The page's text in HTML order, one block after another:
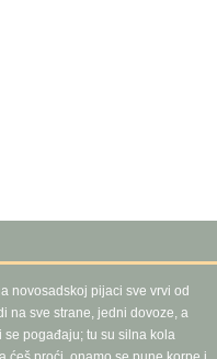
novosadskoj pijaci sve vrvi od
na sve strane, jedni dovoze, a
se pogađaju; tu su silna kola